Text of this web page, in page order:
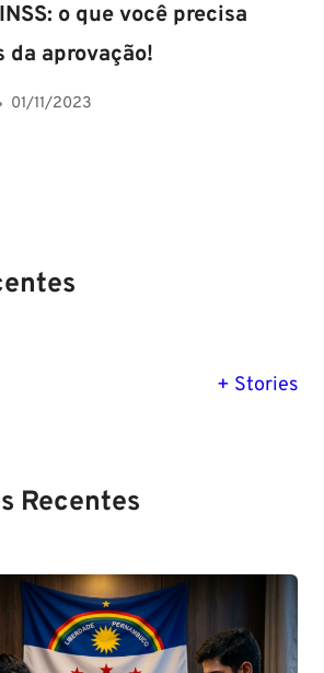
o que você precisa
da aprovação!
01/11/2023
+ Stories
MG:
Recentes